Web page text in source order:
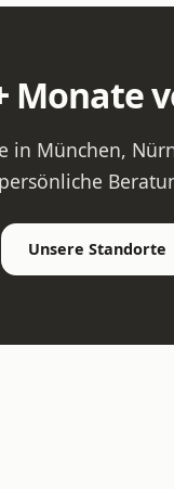
Monate
in München,
persönliche
Unsere Standorte